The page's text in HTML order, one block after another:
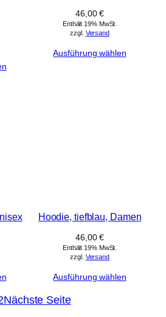
46,00€
Enthält 19% MwSt.
zzgl. Versand
Ausführung wählen
Hoodie, tiefblau, Damen
46,00€
Enthält 19% MwSt.
zzgl. Versand
Ausführung wählen
Nächste Seite